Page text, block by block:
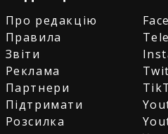
Про редакцію
Правила
Звіти
Реклама
Партнери
Підтримати
Розсилка